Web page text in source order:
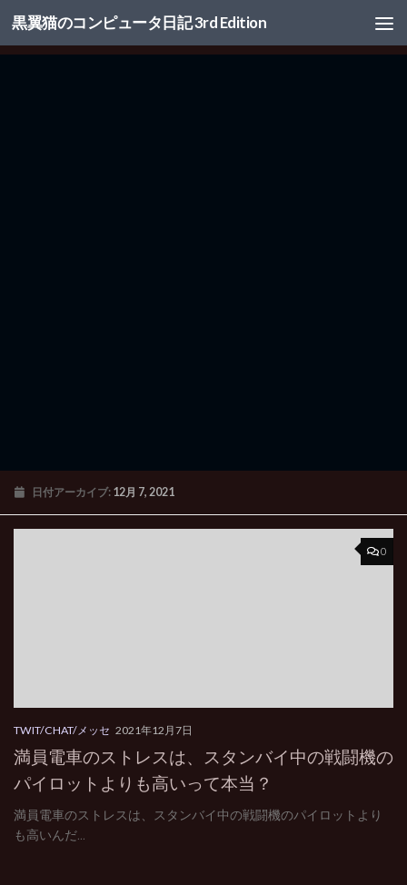
コンテンツへスキップ
黒翼猫のコンピュータ日記 3rd Edition
日付アーカイブ: 12月 7, 2021
0
TWIT/CHAT/メッセ 2021年12月7日
満員電車のストレスは、スタンバイ中の戦闘機の
パイロットよりも高いって本当？
満員電車のストレスは、スタンバイ中の戦闘機のパイロットより
も高いんだ...